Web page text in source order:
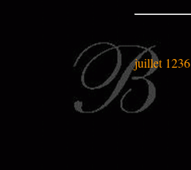
juillet 1236